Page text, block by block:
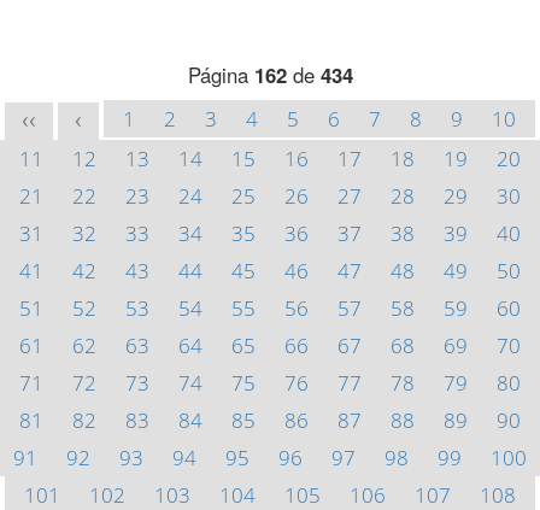
Página 162de 434
<< < 1 2 3 4 5 6 7 8 9
10
11
12 13 14 15 16 17 18 19
20
21
22 23 24 25 26 27 28 29
30
31
32 33 34 35 36 37 38 39
40
41
42 43 44 45 46 47 48 49
50
51
52 53 54 55 56 57 58 59
60
61
62 63 64 65 66 67 68 69
70
71
72 73 74 75 76 77 78 79
80
81
82 83 84 85 86 87 88 89
90
91
92 93 94 95 96 97 98 99
100
101
102 103 104 105 106 107
108